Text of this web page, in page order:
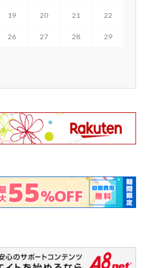
19 20 21 22
26 27 28 29